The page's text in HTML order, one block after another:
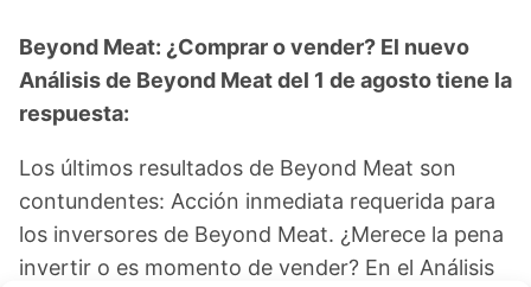
Beyond Meat: ¿Comprar o vender? El nuevo
Análisis de Beyond Meat del 1 de agosto tiene la
respuesta:
Los últimos resultados de Beyond Meat son
contundentes: Acción inmediata requerida para
los inversores de Beyond Meat. ¿Merece la pena
invertir o es momento de vender? En el Análisis